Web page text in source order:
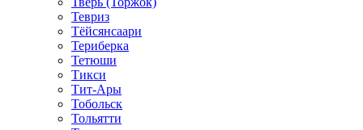
Тевриз
Тёйсянсаари
Териберка
Тетюши
Тикси
Тит-Ары
Тобольск
Тольятти